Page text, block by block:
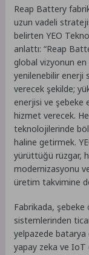
Reap Battery
uzun vadeli
belirten YEO
anlattı: “Reap
global vizyonun
yenilenebilir enerji
verecek şekilde;
enerjisi ve şebeke
hizmet verecek.
teknolojilerinde
haline getirmek.
yürüttüğü rüzgar,
modernizasyonu
üretim takvimine
Fabrikada,
sistemlerinden
yelpazede batarya
yapay zeka ve